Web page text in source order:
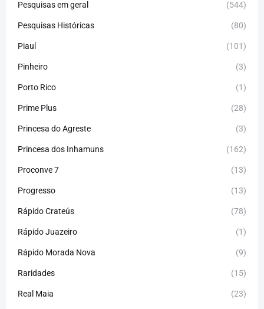
Pesquisas em geral (544)
Pesquisas Históricas (80)
Piauí (101)
Pinheiro (3)
Porto Rico (1)
Prime Plus (28)
Princesa do Agreste (3)
Princesa dos Inhamuns (162)
Proconve 7 (13)
Progresso (13)
Rápido Crateús (78)
Rápido Juazeiro (1)
Rápido Morada Nova (9)
Raridades (15)
Real Maia (23)